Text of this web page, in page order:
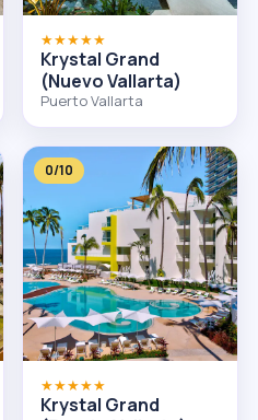
★★★★★
Krystal Grand
(Nuevo Vallarta)
Puerto Vallarta
0/10
★★★★★
Krystal Grand